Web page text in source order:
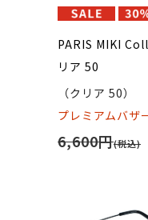
PARIS MIKI
リア 50
（クリア 50）
プレミアムバザ
6,600円(税込)